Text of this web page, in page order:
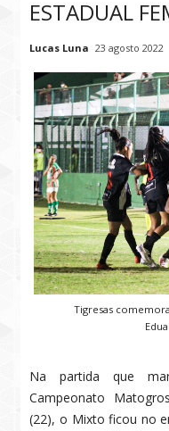
ESTADUAL
Lucas Luna 23 agosto 2022
Tigresas
Na partida que
Campeonato
(22), o Mixto ficou no